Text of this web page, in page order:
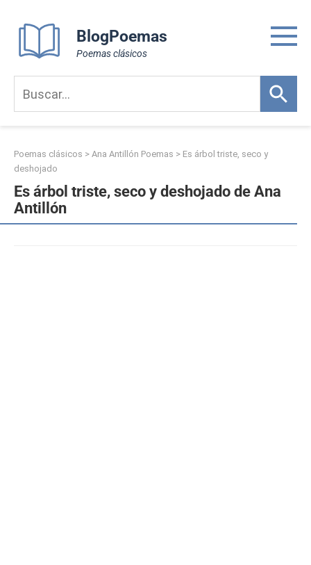
content
BlogPoemas
Poemas clásicos
Poemas clásicos > Ana Antillón Poemas > Es árbol triste, seco y
deshojado
Es árbol triste, seco y deshojado de Ana
Antillón